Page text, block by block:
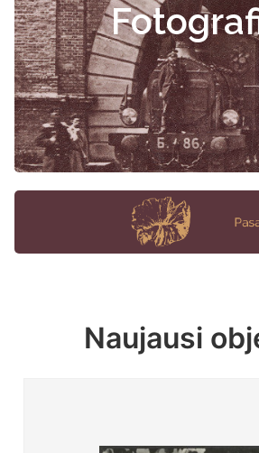
Naujausi